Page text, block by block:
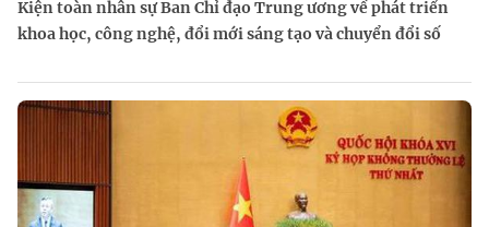
Kiện toàn nhân sự Ban Chỉ đạo Trung ương về phát triển
khoa học, công nghệ, đổi mới sáng tạo và chuyển đổi số